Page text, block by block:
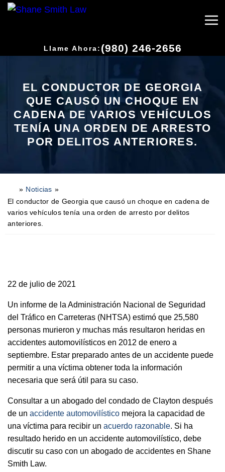
Llame Ahora: (980) 246-2656
EL CONDUCTOR DE GEORGIA
QUE CAUSÓ UN CHOQUE EN
CADENA DE VARIOS VEHÍCULOS
TENÍA UNA ORDEN DE ARRESTO
POR DELITOS ANTERIORES.
o
m
e
» Noticias »
El conductor de Georgia que causó un choque en cadena de
varios vehículos tenía una orden de arresto por delitos
anteriores.
22 de julio de 2021
Un informe de la Administración Nacional de Seguridad
del Tráfico en Carreteras (NHTSA) estimó que 25,580
personas murieron y muchas más resultaron heridas en
accidentes automovilísticos en 2012 de enero a
septiembre. Estar preparado antes de un accidente puede
permitir a una víctima obtener toda la información
necesaria que será útil para su caso.
Consultar a un abogado del condado de Clayton después
de un accidente automovilístico mejora la capacidad de
una víctima para recibir un acuerdo razonable. Si ha
resultado herido en un accidente automovilístico, debe
discutir su caso con un abogado de accidentes en Shane
Smith Law.